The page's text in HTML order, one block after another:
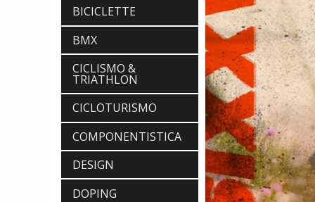
BICICLETTE
BMX
CICLISMO &
TRIATHLON
CICLOTURISMO
COMPONENTISTICA
DESIGN
DOPING